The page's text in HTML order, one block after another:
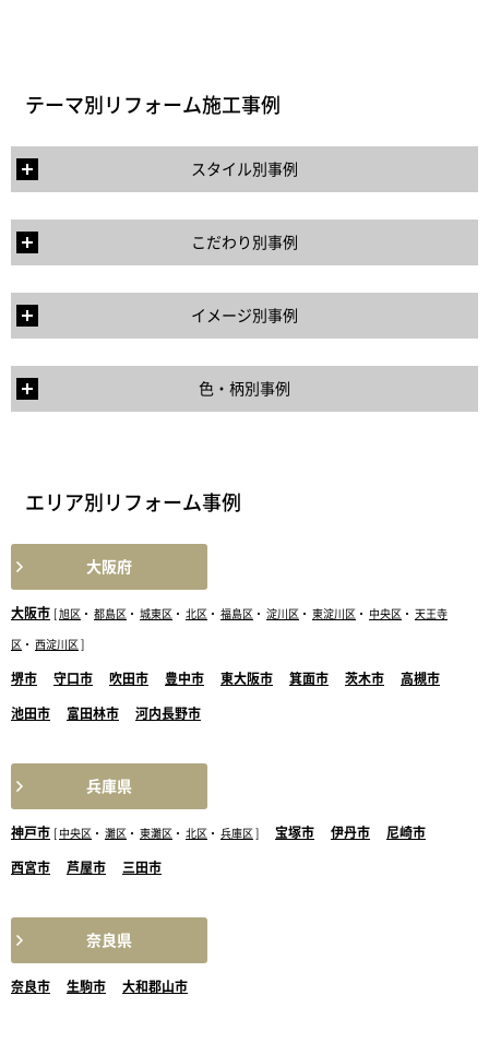
テーマ別リフォーム施工事例
スタイル別事例
こだわり別事例
イメージ別事例
色・柄別事例
エリア別リフォーム事例
大阪府
大阪市 旭区 ・ 都島区 ・ 城東区 ・ 北区 ・ 福島区 ・ 淀川区 ・ 東淀川区 ・ 中央区 ・ 天王寺
区 ・ 西淀川区
堺市 守口市 吹田市 豊中市 東大阪市 箕面市 茨木市 高槻市
池田市 富田林市 河内長野市
兵庫県
神戸市 中央区 ・ 灘区 ・ 東灘区 ・ 北区 ・ 兵庫区 宝塚市 伊丹市 尼崎市
西宮市 芦屋市 三田市
奈良県
奈良市 生駒市 大和郡山市